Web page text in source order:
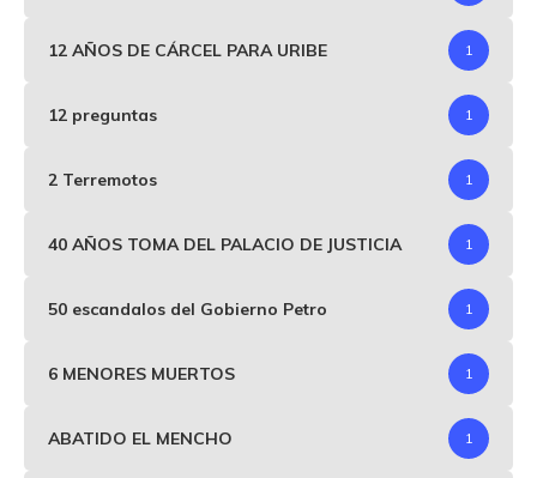
12 AÑOS DE CÁRCEL PARA URIBE 1
12 preguntas 1
2 Terremotos 1
40 AÑOS TOMA DEL PALACIO DE JUSTICIA 1
50 escandalos del Gobierno Petro 1
6 MENORES MUERTOS 1
ABATIDO EL MENCHO 1